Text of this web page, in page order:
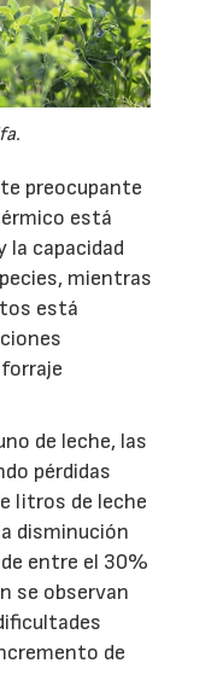
preocupante
está
la capacidad
mientras
está
de leche, las
pérdidas
litros de leche
disminución
entre el 30%
se observan
de